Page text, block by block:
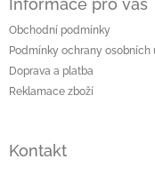
Obchodní podmínky
Podmínky ochrany osobních
Doprava a platba
Reklamace zboží
Kontakt